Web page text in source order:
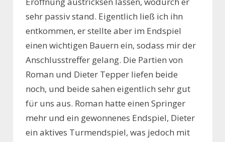
sehr passiv stand. Eigentlich ließ ich ihn
entkommen, er stellte aber im Endspiel
einen wichtigen Bauern ein, sodass mir der
Anschlusstreffer gelang. Die Partien von
Roman und Dieter Tepper liefen beide
noch, und beide sahen eigentlich sehr gut
für uns aus. Roman hatte einen Springer
mehr und ein gewonnenes Endspiel, Dieter
ein aktives Turmendspiel, was jedoch mit